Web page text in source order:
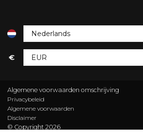
€
Algemene voorwaarden omschrijving
Privacybeleid
Algemene voorwaarden
Disclaimer
© Copyright 2026